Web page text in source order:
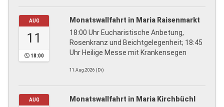
AUG
11
18:00
Monatswallfahrt in Maria Raisenmarkt
18:00 Uhr Eucharistische Anbetung,
Rosenkranz und Beichtgelegenheit; 18:45
Uhr Heilige Messe mit Krankensegen
11.Aug.2026 (Di)
AUG
Monatswallfahrt in Maria Kirchbüchl